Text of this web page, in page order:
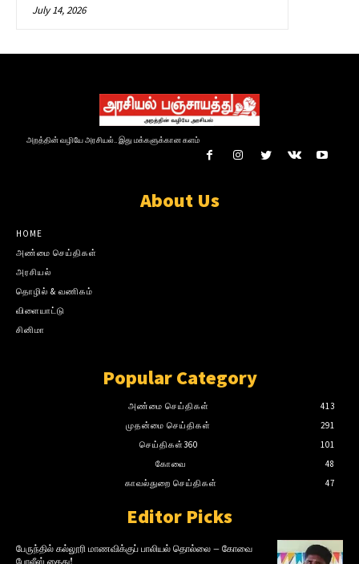
July 14, 2026
அறத்தின் வழியே அரசியல்.. இது மக்களுக்கான களம்
About Us
HOME
அண்மை செய்திகள்
அரசியல்
தொழில் & வணிகம்
விளையாட்டு
சினிமா
Popular Category
அண்மை செய்திகள்
413
முதன்மை செய்திகள்
291
செய்திகள்360
101
கோவை
48
காவல்துறை செய்திகள்
47
Editor Picks
பேருந்தில் கல்லூரி மாணவிக்குப் பாலியல் தொல்லை – கோவை
போலீஸ் கைது!